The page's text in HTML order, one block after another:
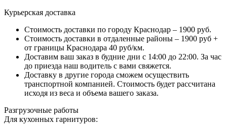
Курьерская доставка
Стоимость доставки по городу Краснодар – 1900 руб.
Стоимость доставки в отдаленные районы – 1900 руб +
от границы Краснодара 40 руб/км.
Доставим ваш заказ в будние дни с 14:00 до 22:00. За час
до приезда наш водитель с вами свяжется.
Доставку в другие города сможем осуществить
транспортной компанией. Стоимость будет рассчитана
исходя из веса и объема вашего заказа.
Разгрузочные работы
Для кухонных гарнитуров: